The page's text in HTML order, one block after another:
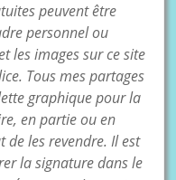
peuvent être
personnel ou
les images sur ce site
Tous mes partages
graphique pour la
en partie ou en
de les revendre. Il est
la signature dans le